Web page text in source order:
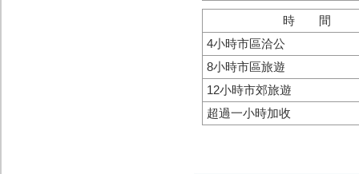
時 間
4小時市區洽公
8小時市區旅遊
12小時市郊旅遊
超過一小時加收